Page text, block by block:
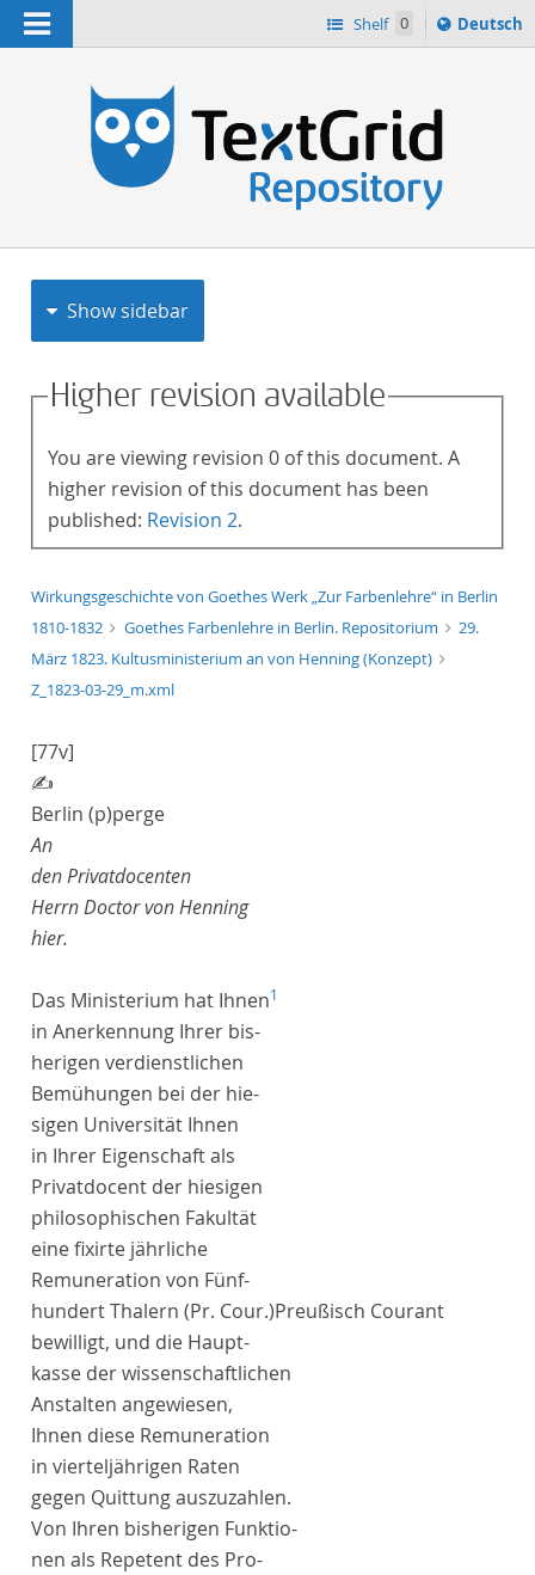
Navigation Shelf 0
Sprache
ï¿½ndern
Deutsch
Show sidebar
Higher revision available
You are viewing revision 0 of this document. A
higher revision of this document has been
published: Revision 2.
Wirkungsgeschichte von Goethes Werk „Zur Farbenlehre“ in Berlin
1810-1832
Goethes Farbenlehre in Berlin. Repositorium
29.
März 1823. Kultusministerium an von Henning (Konzept)
Z_1823-03-29_m.xml
[77v]
✍
Berlin (p)perge
An
den Privatdocenten
HerrnDoctorvon Henning
hier.
Das Ministerium hat Ihnen1
in Anerkennung Ihrer bis-
herigen verdienstlichen
Bemühungen bei der hie-
sigen Universität Ihnen
in Ihrer Eigenschaft als
Privatdocent der hiesigen
philosophischen Fakultät
eine fixirte jährliche
Remuneration von Fünf-
hundert Thalern (Pr. Cour.)Preußisch Courant
bewilligt, und die Haupt-
kasse der wissenschaftlichen
Anstalten angewiesen,
Ihnen diese Remuneration
in vierteljährigen Raten
gegen Quittung auszuzahlen.
Von Ihren bisherigen Funktio-
nen als Repetent des Pro-